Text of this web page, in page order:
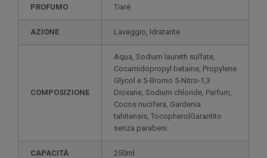
PROFUMO Tiaré
AZIONE Lavaggio, Idratante
COMPOSIZIONE
Aqua, Sodium laureth sulfate,
Cocamidopropyl betaine, Propylene
Glycol e 5-Bromo 5-Nitro-1,3
Dioxane, Sodium chloride, Parfum,
Cocos nucifera, Gardenia
tahitensis, TocopherolGarantito
senza parabeni.
CAPACITÀ 250ml